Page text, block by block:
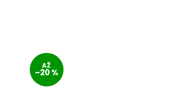
AŽ
–20 %